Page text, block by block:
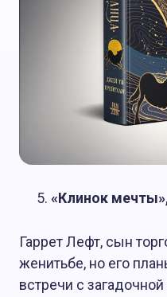
«Клинок
Гаррет Лефт, сын
женитьбе, но его
встречи с